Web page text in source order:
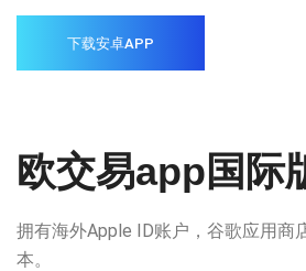
下载安卓APP
欧交易app国际
拥有海外Apple ID账户，谷歌应用商
本。